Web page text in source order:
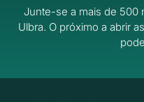
Junte-se a mais de 500
Ulbra. O próximo a abrir